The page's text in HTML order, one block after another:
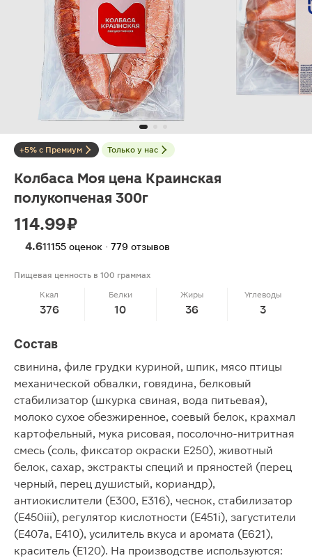
+5% с Премиум Только у нас
Колбаса Моя цена Краинская
полукопченая 300г
114.99 ₽
4.611155 оценок · 779 отзывов
Пищевая ценность в 100 граммах
Ккал
376
Белки
10
Жиры
36
Углеводы
3
Состав
свинина, филе грудки куриной, шпик, мясо птицы
механической обвалки, говядина, белковый
стабилизатор (шкурка свиная, вода питьевая),
молоко сухое обезжиренное, соевый белок, крахмал
картофельный, мука рисовая, посолочно-нитритная
смесь (соль, фиксатор окраски Е250), животный
белок, сахар, экстракты специй и пряностей (перец
черный, перец душистый, кориандр),
антиокислители (Е300, Е316), чеснок, стабилизатор
(Е450iii), регулятор кислотности (Е451i), загустители
(Е407a, Е410), усилитель вкуса и аромата (Е621),
краситель (Е120). На производстве используются: